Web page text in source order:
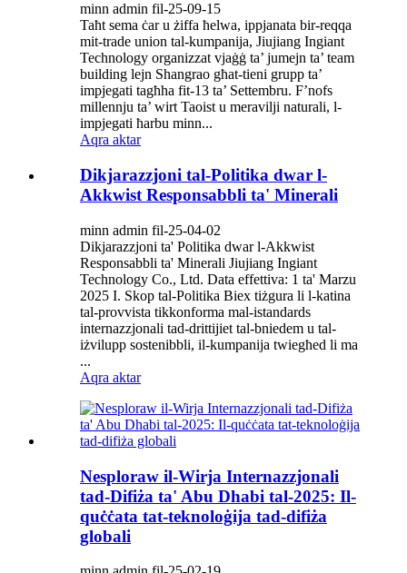
minn admin fil-25-09-15
Taħt sema ċar u żiffa ħelwa, ippjanata bir-reqqa
mit-trade union tal-kumpanija, Jiujiang Ingiant
Technology organizzat vjaġġ ta’ jumejn ta’ team
building lejn Shangrao għat-tieni grupp ta’
impjegati tagħha fit-13 ta’ Settembru. F’nofs
millennju ta’ wirt Taoist u meravilji naturali, l-
impjegati ħarbu minn...
Aqra aktar
Dikjarazzjoni tal-Politika dwar l-
Akkwist Responsabbli ta' Minerali
minn admin fil-25-04-02
Dikjarazzjoni ta' Politika dwar l-Akkwist
Responsabbli ta' Minerali Jiujiang Ingiant
Technology Co., Ltd. Data effettiva: 1 ta' Marzu
2025 ‌I. Skop tal-Politika‌ Biex tiżgura li l-katina
tal-provvista tikkonforma mal-istandards
internazzjonali tad-drittijiet tal-bniedem u tal-
iżvilupp sostenibbli, il-kumpanija twiegħed li ma
...
Aqra aktar
Nesploraw il-Wirja Internazzjonali
tad-Difiża ta' Abu Dhabi tal-2025: Il-
quċċata tat-teknoloġija tad-difiża
globali